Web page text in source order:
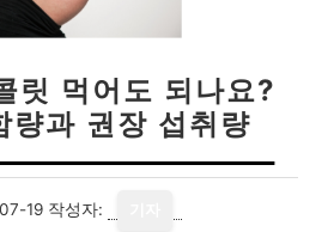
릿 먹어도 되나요?
량과 권장 섭취량
19 작성자: